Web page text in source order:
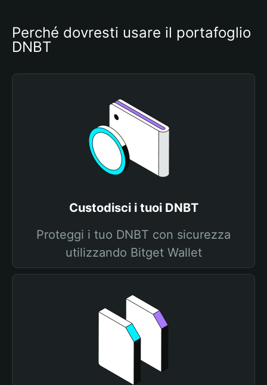
Perché dovresti usare il portafoglio
DNBT
Custodisci i tuoi DNBT
Proteggi i tuo DNBT con sicurezza
utilizzando Bitget Wallet